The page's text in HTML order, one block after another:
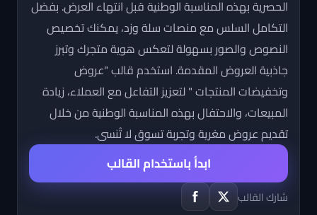
الحصرية بهذه المناسبة الوطنية قبل انتهاء العرض. بفضل
التكامل السلس مع منصات سلة وزد، يمكنك تخصيص
النصوص والصور بسهولة لتعكس هوية متجرك وتبرز
جاذبية العروض المقدمة. استخدم قالب "عروض
وتخفيضات المنتجات " لتعزيز التفاعل مع العملاء، زيادة
المبيعات، والاحتفال بهذه المناسبة الوطنية من خلال
تقديم عروض مغرية وتجربة تسوق لا تُنسى.
ابدأ باستخدام القالب
شارك القالب